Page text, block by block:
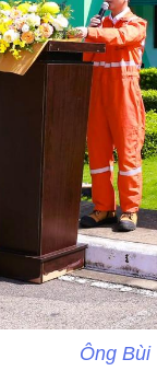
Ông Bùi